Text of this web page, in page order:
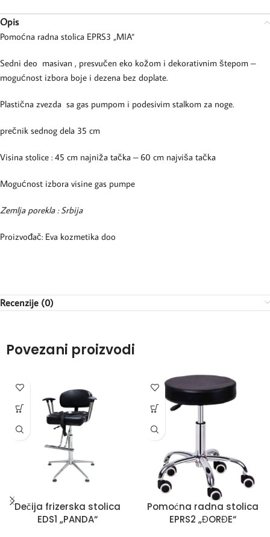
Opis
Pomoćna radna stolica EPRS3 „MIA“
Sedni deo masivan , presvučen eko kožom i dekorativnim štepom –
mogućnost izbora boje i dezena bez doplate.
Plastična zvezda sa gas pumpom i podesivim stalkom za noge.
prečnik sednog dela 35 cm
Visina stolice : 45 cm najniža tačka – 60 cm najviša tačka
Mogućnost izbora visine gas pumpe
Zemlja porekla : Srbija
Proizvođač: Eva kozmetika doo
Recenzije (0)
Povezani proizvodi
Dečija frizerska stolica
EDS1 „PANDA“
Pomoćna radna stolica
EPRS2 „ĐORĐE“